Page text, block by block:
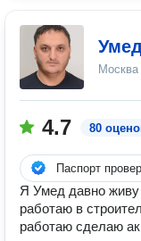
Москва
4.7 80
Паспорт
Я Умед давно
работаю в
работаю сделаю